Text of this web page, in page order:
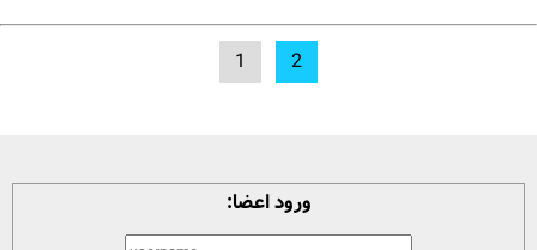
1 2
ورود اعضا: